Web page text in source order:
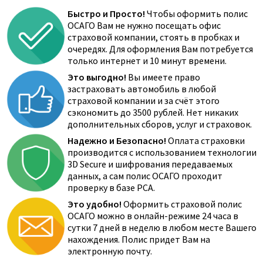
Быстро и Просто! Чтобы оформить полис
ОСАГО Вам не нужно посещать офис
страховой компании, стоять в пробках и
очередях. Для оформления Вам потребуется
только интернет и 10 минут времени.
Это выгодно! Вы имеете право
застраховать автомобиль в любой
страховой компании и за счёт этого
сэкономить до 3500 рублей. Нет никаких
дополнительных сборов, услуг и страховок.
Надежно и Безопасно! Оплата страховки
производится с использованием технологии
3D Secure и шифрования передаваемых
данных, а сам полис ОСАГО проходит
проверку в базе РСА.
Это удобно! Оформить страховой полис
ОСАГО можно в онлайн-режиме 24 часа в
сутки 7 дней в неделю в любом месте Вашего
нахождения. Полис придет Вам на
электронную почту.